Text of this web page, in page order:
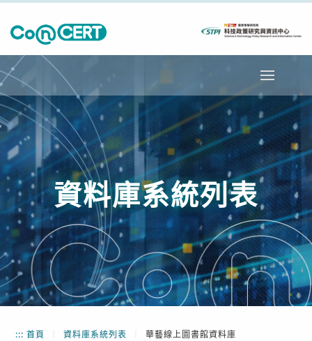
資料庫系統列表
:::首頁 資料庫系統列表 華藝線上圖書館資料庫